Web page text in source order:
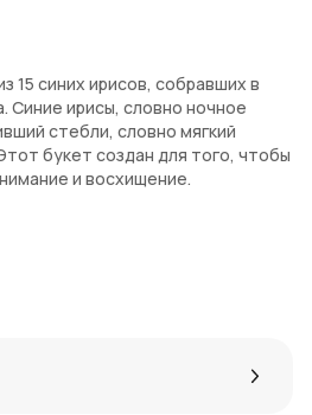
15 синих ирисов, собравших в
Синие ирисы, словно ночное
стебли, словно мягкий
букет создан для того, чтобы
и восхищение.
вдохновение.